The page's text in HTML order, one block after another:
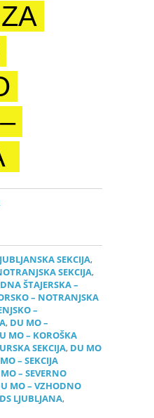
SEKCIJA,
SEKCIJA,
ŠTAJERSKA –
– NOTRANJSKA
–
, DU MO –
MO – KOROŠKA
SEKCIJA, DU MO
– SEKCIJA
– SEVERNO
MO – VZHODNO
LJUBLJANA,